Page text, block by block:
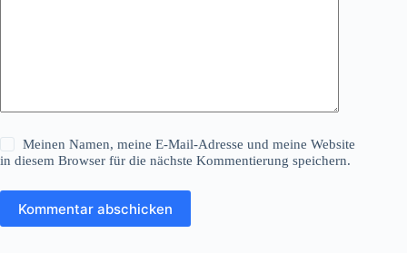
Meinen Namen, meine E-Mail-Adresse und meine Website
in diesem Browser für die nächste Kommentierung speichern.
Kommentar abschicken